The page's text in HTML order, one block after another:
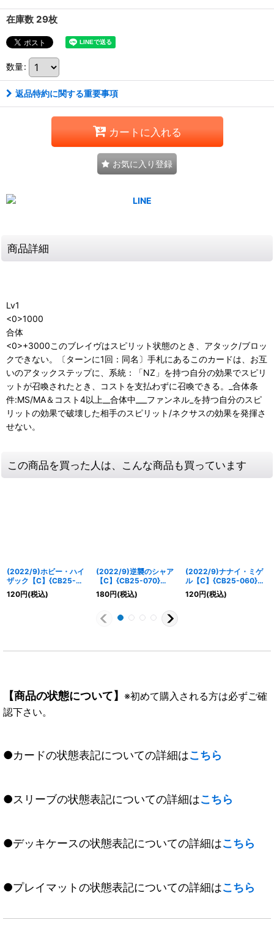
在庫数 29枚
数量:
返品特約に関する重要事項
カートに入れる
お気に入り登録
商品詳細
Lv1
<0>1000
合体
<0>+3000このブレイヴはスピリット状態のとき、アタック/ブロッ
クできない。〔ターンに1回：同名〕手札にあるこのカードは、お互
いのアタックステップに、系統：「NZ」を持つ自分の効果でスピリ
ットが召喚されたとき、コストを支払わずに召喚できる。_合体条
件:MS/MA＆コスト4以上__合体中___ファンネル_を持つ自分のスピ
リットの効果で破壊した相手のスピリット/ネクサスの効果を発揮さ
せない。
この商品を買った人は、こんな商品も買っています
(2022/9)ホビー・ハイ
ザック【C】{CB25-
003}《赤》
120円(税込)
(2022/9)逆襲のシャア
【C】{CB25-070}
《赤》
180円(税込)
(2022/9)ナナイ・ミゲ
ル【C】{CB25-060}
《赤》
120円(税込)
【商品の状態について】 ※初めて購入される方は必ずご確
認下さい。
●カードの状態表記についての詳細はこちら
●スリーブの状態表記についての詳細はこちら
●デッキケースの状態表記についての詳細はこちら
●プレイマットの状態表記についての詳細はこちら